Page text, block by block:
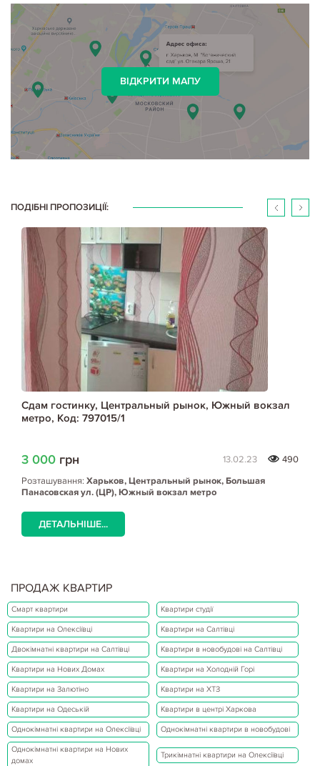
ВІДКРИТИ МАПУ
ПОДІБНІ ПРОПОЗИЦІЇ:
Сдам гостинку, Центральный рынок, Южный вокзал
метро, Код: 797015/1
3 000 грн 13.02.23
490
Розташування: Харьков, Центральный рынок, Большая
Панасовская ул. (ЦР), Южный вокзал метро
ДЕТАЛЬНІШЕ...
ПРОДАЖ КВАРТИР
Смарт квартири Квартири студії
Квартири на Олексіївці Квартири на Салтівці
Двокімнатні квартири на Салтівці Квартири в новобудові на Салтівці
Квартири на Нових Домах Квартири на Холодній Горі
Квартири на Залютіно Квартири на ХТЗ
Квартири на Одеській Квартири в центрі Харкова
Однокімнатні квартири на Олексіївці Однокімнатні квартири в новобудові
Однокімнатні квартири на Нових
домах
Трикімнатні квартири на Олексіївці